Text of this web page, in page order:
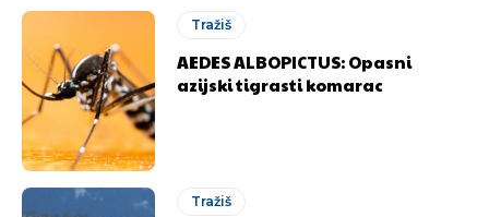
Tražiš
AEDES ALBOPICTUS: Opasni
azijski tigrasti komarac
Tražiš